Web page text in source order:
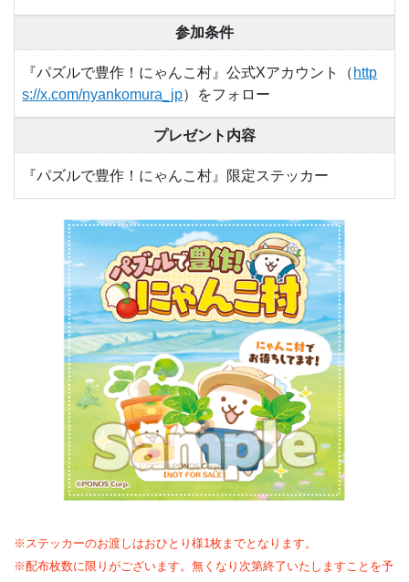
参加条件
『パズルで豊作！にゃんこ村』公式Xアカウント（ http
s://x.com/nyankomura_jp）をフォロー
プレゼント内容
『パズルで豊作！にゃんこ村』限定ステッカー
※ステッカーのお渡しはおひとり様1枚までとなります。
※配布枚数に限りがございます。無くなり次第終了いたしますことを予